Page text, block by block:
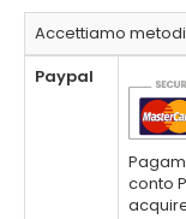
Accettiamo
Paypal
conto